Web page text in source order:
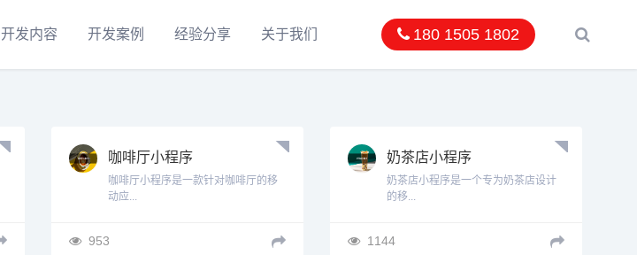
开发内容 开发案例 经验分享 关于我们 180 1505 1802
咖啡厅小程序
咖啡厅小程序是一款针对咖啡厅的移
动应...
953
奶茶店小程序
奶茶店小程序是一个专为奶茶店设计
的移...
1144